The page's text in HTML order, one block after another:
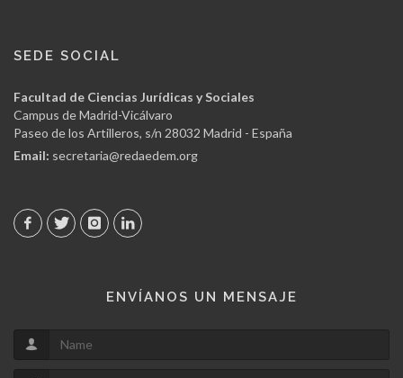
SEDE SOCIAL
Facultad de Ciencias Jurídicas y Sociales
Campus de Madrid-Vicálvaro
Paseo de los Artilleros, s/n 28032 Madrid - España
Email: secretaria@redaedem.org
ENVÍANOS UN MENSAJE